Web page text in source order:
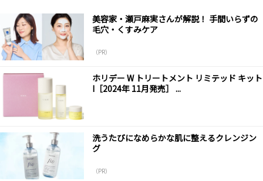
美容家・瀬戸麻実さんが解説！ 手間いらずの
毛穴・くすみケア
（PR）
ホリデー W トリートメント リミテッド キット
I［2024年 11月発売］ ...
洗うたびになめらかな肌に整えるクレンジン
グ
（PR）